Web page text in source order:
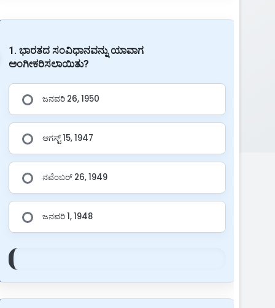
1. ಭಾರತದ ಸಂವಿಧಾನವನ್ನು ಯಾವಾಗ
ಅಂಗೀಕರಿಸಲಾಯಿತು?
ಜನವರಿ 26, 1950
ಆಗಸ್ಟ್ 15, 1947
ನವೆಂಬರ್ 26, 1949
ಜನವರಿ 1, 1948